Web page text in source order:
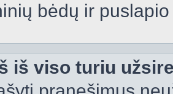
bėdų ir
iš viso turiu